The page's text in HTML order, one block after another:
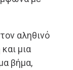
αληθινό
μια
βήμα,